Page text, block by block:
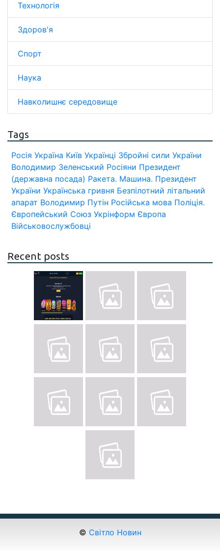
Технологія
Здоров'я
Спорт
Наука
Навколишнє середовище
Tags
Росія Україна Київ Українці Збройні сили України
Володимир Зеленський Росіяни Президент
(державна посада) Ракета. Машина. Президент
України Українська гривня Безпілотний літальний
апарат Володимир Путін Російська мова Поліція.
Європейський Союз Укрінформ Європа
Військовослужбовці
Recent posts
© Світло Новин